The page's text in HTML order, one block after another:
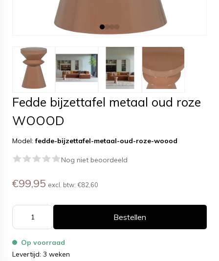
Fedde bijzettafel metaal oud roze
WOOOD
Model:fedde-bijzettafel-metaal-oud-roze-woood
Nog niet beoordeeld
€99,95 excl. btw: €82,60
Bestellen
Op voorraad
Levertijd: 3 weken